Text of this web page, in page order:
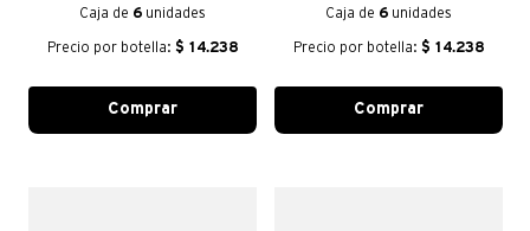
Caja de 6 unidades
Precio por botella: $ 14.238
Comprar
Caja de 6 unidades
Precio por botella: $ 14.238
Comprar